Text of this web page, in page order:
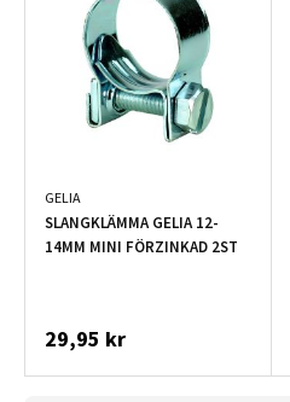
GELIA
SLANGKLÄMMA GELIA 12-
14MM MINI FÖRZINKAD 2ST
29,95 kr